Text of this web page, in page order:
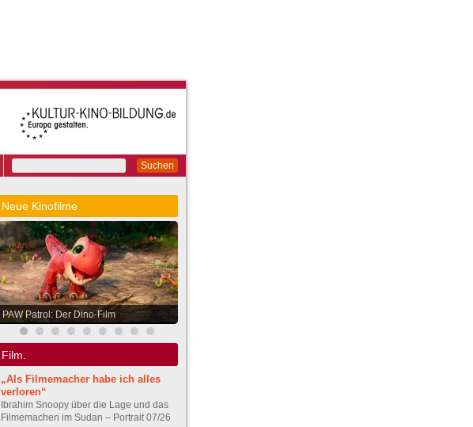
Suchen
Neue Kinofilme
PAW Patrol: Der Dino-Film
Film.
„Als Filmemacher habe ich alles
verloren“
Ibrahim Snoopy über die Lage und das
Filmemachen im Sudan – Portrait 07/26